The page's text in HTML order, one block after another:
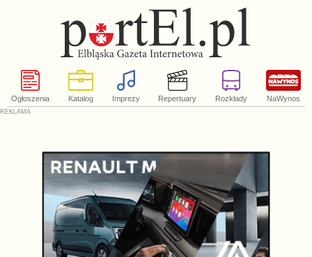
Ogłoszenia Katalog Imprezy Repertuary Rozkłady NaWynos